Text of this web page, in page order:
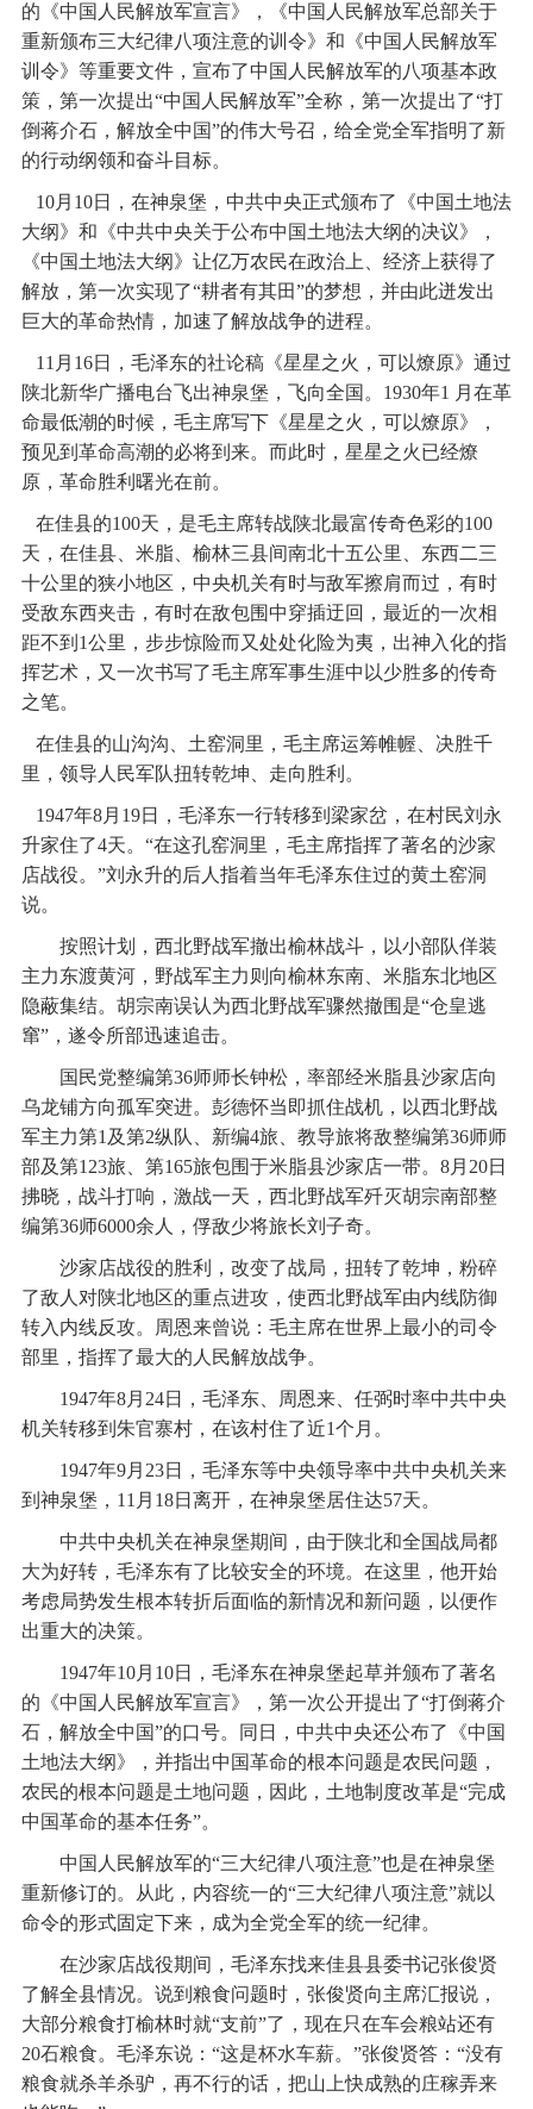
的《中国人民解放军宣言》，《中国人民解放军总部关于
重新颁布三大纪律八项注意的训令》和《中国人民解放军
训令》等重要文件，宣布了中国人民解放军的八项基本政
策，第一次提出“中国人民解放军”全称，第一次提出了“打
倒蒋介石，解放全中国”的伟大号召，给全党全军指明了新
的行动纲领和奋斗目标。
10月10日，在神泉堡，中共中央正式颁布了《中国土地法
大纲》和《中共中央关于公布中国土地法大纲的决议》，
《中国土地法大纲》让亿万农民在政治上、经济上获得了
解放，第一次实现了“耕者有其田”的梦想，并由此迸发出
巨大的革命热情，加速了解放战争的进程。
11月16日，毛泽东的社论稿《星星之火，可以燎原》通过
陕北新华广播电台飞出神泉堡，飞向全国。1930年1 月在革
命最低潮的时候，毛主席写下《星星之火，可以燎原》，
预见到革命高潮的必将到来。而此时，星星之火已经燎
原，革命胜利曙光在前。
在佳县的100天，是毛主席转战陕北最富传奇色彩的100
天，在佳县、米脂、榆林三县间南北十五公里、东西二三
十公里的狭小地区，中央机关有时与敌军擦肩而过，有时
受敌东西夹击，有时在敌包围中穿插迂回，最近的一次相
距不到1公里，步步惊险而又处处化险为夷，出神入化的指
挥艺术，又一次书写了毛主席军事生涯中以少胜多的传奇
之笔。
在佳县的山沟沟、土窑洞里，毛主席运筹帷幄、决胜千
里，领导人民军队扭转乾坤、走向胜利。
1947年8月19日，毛泽东一行转移到梁家岔，在村民刘永
升家住了4天。“在这孔窑洞里，毛主席指挥了著名的沙家
店战役。”刘永升的后人指着当年毛泽东住过的黄土窑洞
说。
按照计划，西北野战军撤出榆林战斗，以小部队佯装
主力东渡黄河，野战军主力则向榆林东南、米脂东北地区
隐蔽集结。胡宗南误认为西北野战军骤然撤围是“仓皇逃
窜”，遂令所部迅速追击。
国民党整编第36师师长钟松，率部经米脂县沙家店向
乌龙铺方向孤军突进。彭德怀当即抓住战机，以西北野战
军主力第1及第2纵队、新编4旅、教导旅将敌整编第36师师
部及第123旅、第165旅包围于米脂县沙家店一带。8月20日
拂晓，战斗打响，激战一天，西北野战军歼灭胡宗南部整
编第36师6000余人，俘敌少将旅长刘子奇。
沙家店战役的胜利，改变了战局，扭转了乾坤，粉碎
了敌人对陕北地区的重点进攻，使西北野战军由内线防御
转入内线反攻。周恩来曾说：毛主席在世界上最小的司令
部里，指挥了最大的人民解放战争。
1947年8月24日，毛泽东、周恩来、任弼时率中共中央
机关转移到朱官寨村，在该村住了近1个月。
1947年9月23日，毛泽东等中央领导率中共中央机关来
到神泉堡，11月18日离开，在神泉堡居住达57天。
中共中央机关在神泉堡期间，由于陕北和全国战局都
大为好转，毛泽东有了比较安全的环境。在这里，他开始
考虑局势发生根本转折后面临的新情况和新问题，以便作
出重大的决策。
1947年10月10日，毛泽东在神泉堡起草并颁布了著名
的《中国人民解放军宣言》，第一次公开提出了“打倒蒋介
石，解放全中国”的口号。同日，中共中央还公布了《中国
土地法大纲》，并指出中国革命的根本问题是农民问题，
农民的根本问题是土地问题，因此，土地制度改革是“完成
中国革命的基本任务”。
中国人民解放军的“三大纪律八项注意”也是在神泉堡
重新修订的。从此，内容统一的“三大纪律八项注意”就以
命令的形式固定下来，成为全党全军的统一纪律。
在沙家店战役期间，毛泽东找来佳县县委书记张俊贤
了解全县情况。说到粮食问题时，张俊贤向主席汇报说，
大部分粮食打榆林时就“支前”了，现在只在车会粮站还有
20石粮食。毛泽东说：“这是杯水车薪。”张俊贤答：“没有
粮食就杀羊杀驴，再不行的话，把山上快成熟的庄稼弄来